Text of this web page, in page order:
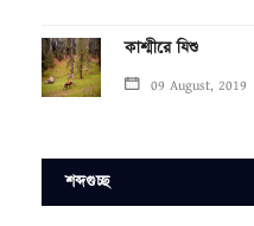
কাশ্মীরে যিশু
09 August, 2019
শব্দগুচ্ছ